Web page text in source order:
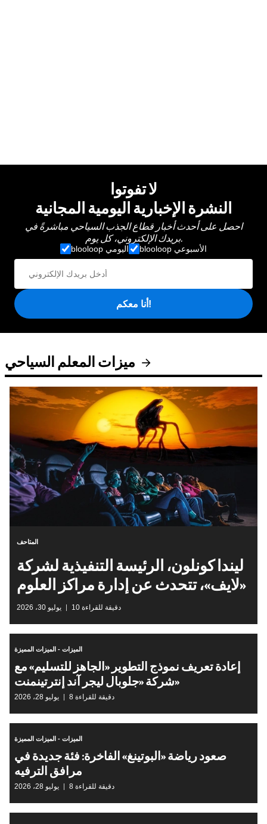
لا تفوتوا
النشرة الإخبارية اليومية المجانية
احصل على أحدث أخبار قطاع الجذب السياحي مباشرةً في
بريدك الإلكتروني، كل يوم.
blooloop اليومي blooloop الأسبوعي
أنا معكم!
ميزات المعلم السياحي
المتاحف
ليندا كونلون، الرئيسة التنفيذية لشركة
«لايف»، تتحدث عن إدارة مراكز العلوم
يوليو 30، 2026 10 دقيقة للقراءة
الميزات - الميزات المميزة
​إعادة تعريف نموذج التطوير «الجاهز للتسليم» مع
شركة «جلوبال ليجر آند إنترتينمنت»
يوليو 28، 2026 8 دقيقة للقراءة
الميزات - الميزات المميزة
صعود رياضة «البوتينغ» الفاخرة: فئة جديدة في
مرافق الترفيه
يوليو 28، 2026 8 دقيقة للقراءة